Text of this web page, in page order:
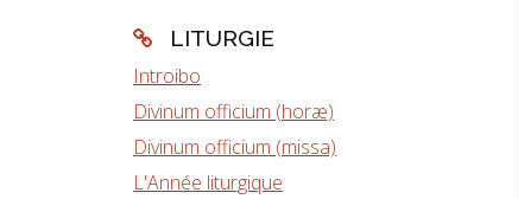
LITURGIE
Introibo
Divinum officium (horæ)
Divinum officium (missa)
L'Année liturgique